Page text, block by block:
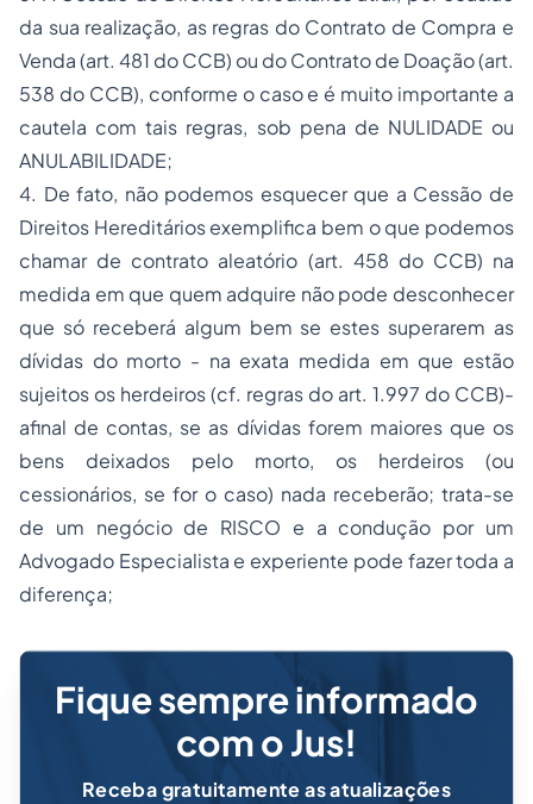
da sua realização, as regras do Contrato de Compra e
Venda (art. 481 do CCB) ou do Contrato de Doação (art.
538 do CCB), conforme o caso e é muito importante a
cautela com tais regras, sob pena de NULIDADE ou
ANULABILIDADE;
4. De fato, não podemos esquecer que a Cessão de
Direitos Hereditários exemplifica bem o que podemos
chamar de contrato aleatório (art. 458 do CCB) na
medida em que quem adquire não pode desconhecer
que só receberá algum bem se estes superarem as
dívidas do morto - na exata medida em que estão
sujeitos os herdeiros (cf. regras do art. 1.997 do CCB)-
afinal de contas, se as dívidas forem maiores que os
bens deixados pelo morto, os herdeiros (ou
cessionários, se for o caso) nada receberão; trata-se
de um negócio de RISCO e a condução por um
Advogado Especialista e experiente pode fazer toda a
diferença;
Fique sempre informado
com o Jus!
Receba gratuitamente as atualizações